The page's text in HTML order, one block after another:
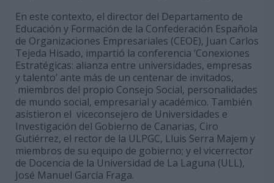
En este contexto, el director del Departamento de
Educación y Formación de la Confederación Española
de Organizaciones Empresariales (CEOE), Juan Carlos
Tejeda Hisado, impartió la conferencia ‘Conexiones
Estratégicas: alianza entre universidades, empresas
y talento’ ante más de un centenar de invitados,
miembros del propio Consejo Social, personalidades
de mundo social, empresarial y académico. También
asistieron el viceconsejero de Universidades e
Investigación del Gobierno de Canarias, Ciro
Gutiérrez, el rector de la ULPGC, Lluis Serra Majem y
miembros de su equipo de gobierno; y el vicerrector
de Docencia de la Universidad de La Laguna (ULL),
José Manuel García Fraga.